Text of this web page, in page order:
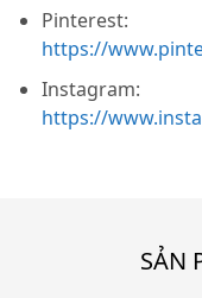
Pinterest:
https://
Instagram:
https://
SẢN